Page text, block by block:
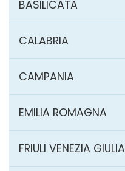
BASILICATA
CALABRIA
CAMPANIA
EMILIA ROMAGNA
FRIULI VENEZIA GIULIA